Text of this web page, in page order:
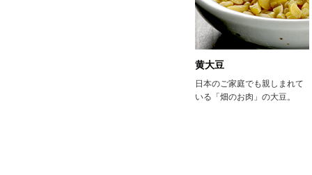
黄大豆
日本のご家庭でも親しまれて
いる「畑のお肉」の大豆。